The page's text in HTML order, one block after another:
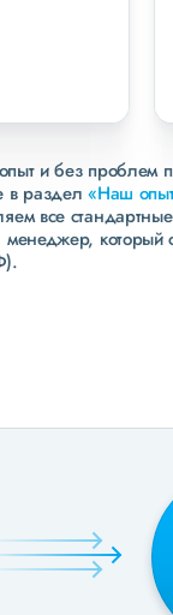
пять звезд
надежности
и
и без проблем
в раздел«Наш
все
который